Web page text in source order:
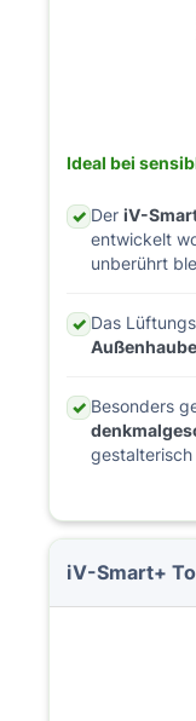
Ideal bei
✓ Der iV-
entwickelt
unberührt
✓ Das
✓ Besonders
iV-Smart+